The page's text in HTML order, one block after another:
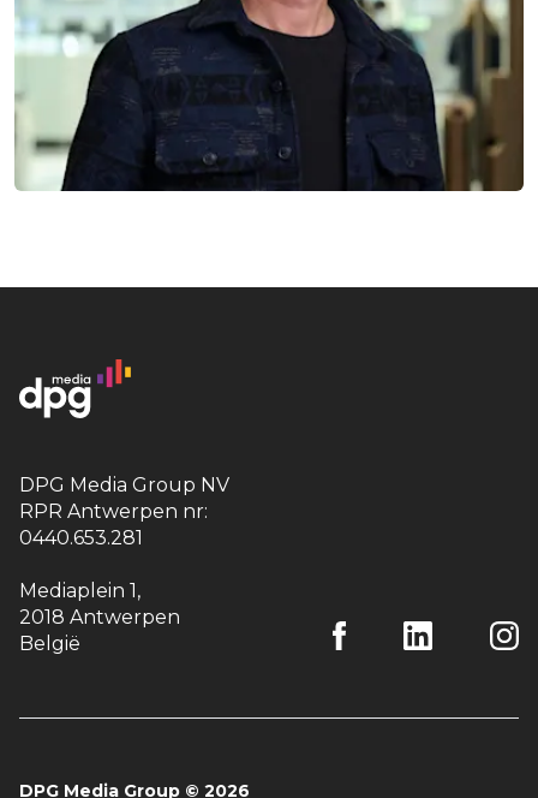
DPG Media Group NV
RPR Antwerpen nr:
0440.653.281
Mediaplein 1 ,
2018 Antwerpen
België
DPG Media Group © 2026